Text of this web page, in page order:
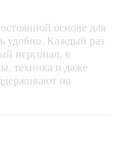
основе для
удобно. Каждый раз
персонал, в
техника и даже
на